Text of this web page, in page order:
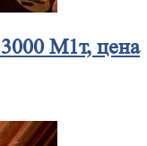
М1т, цена